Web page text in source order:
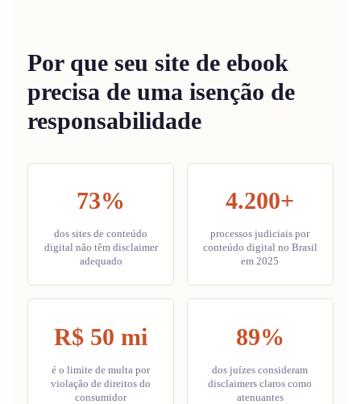
Por que seu site de ebook
precisa de uma isenção de
responsabilidade
73%
dos sites de conteúdo
digital não têm disclaimer
adequado
4.200+
processos judiciais por
conteúdo digital no Brasil
em 2025
R$ 50 mi
é o limite de multa por
violação de direitos do
consumidor
89%
dos juízes consideram
disclaimers claros como
atenuantes